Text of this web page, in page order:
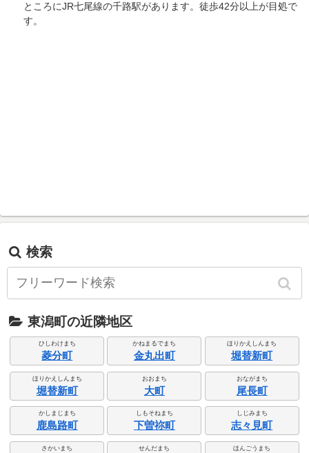
ところにJR七尾線の千路駅があります。徒歩42分以上が目処で
す。
検索
東潟町の近隣地区
ひしわけまち
菱分町
かねまるでまち
金丸出町
ほりかえしんまち
堀替新町
ほりかえしんまち
堀替新町
おおまち
大町
おながまち
尾長町
かしまじまち
鹿島路町
しもそねまち
下曽祢町
しじみまち
志々見町
さかいまち せんだまち ほんごうまち